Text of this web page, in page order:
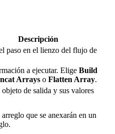
Descripción
paso en el lienzo del flujo de
a ejecutar. Elige Build
Arrays o Flatten Array.
de salida y sus valores
que se anexarán en un